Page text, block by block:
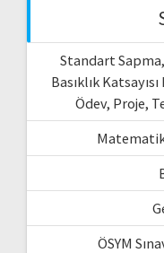
Standart Sapma,
Basıklık
Ödev, Proje,
ÖSYM